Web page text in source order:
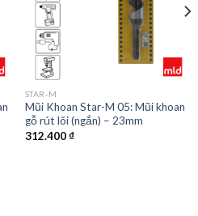
STAR-M
Mũi Khoan Star-M 05: Mũi khoan
gỗ rút lõi (ngắn) – 23mm
312.400₫